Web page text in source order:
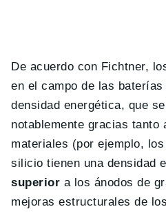
De acuerdo con Fichtner,
en el campo de las
densidad energética, que
notablemente gracias tanto
materiales (por ejemplo,
silicio tienen una densidad
superior a los ánodos de
mejoras estructurales de